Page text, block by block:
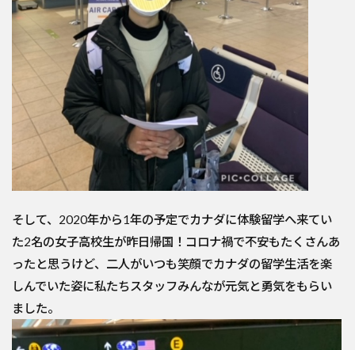
そして、2020年から1年の予定でカナダに体験留学へ来てい
た2名の女子高校生が昨日帰国！コロナ禍で不安もたくさんあ
ったと思うけど、二人がいつも笑顔でカナダの留学生活を楽
しんでいた姿に私たちスタッフみんなが元気と勇気をもらい
ました。